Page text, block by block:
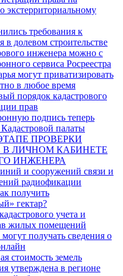
экстерриториальному
требования к
в долевом строительстве
инженера можно с
сервиса Росреестра
могут приватизировать
в любое время
порядок кадастрового
прав
подпись теперь
палаты
ПРОВЕРКИ
ЛИЧНОМ КАБИНЕТЕ
ИНЖЕНЕРА
и сооружений связи и
радиофикации
получить
гектар?
учета и
жилых помещений
получать сведения о
стоимость земель
утверждена в регионе